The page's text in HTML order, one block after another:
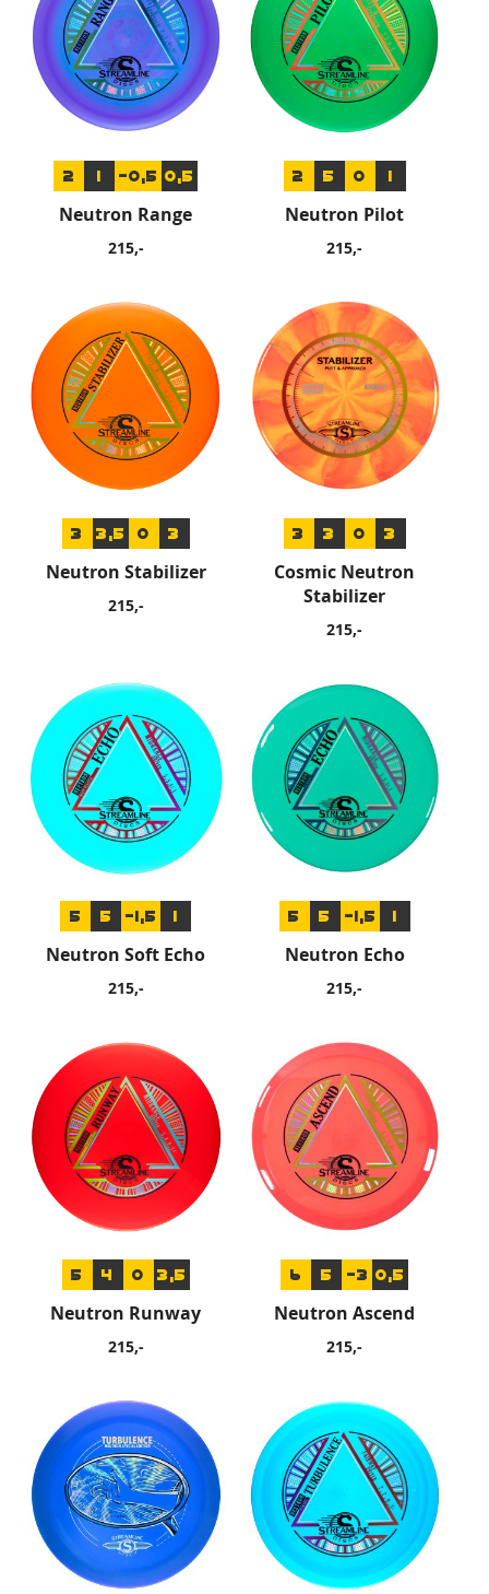
2 1 -0,5 0,5
Neutron Range
215,-
2 5 0 1
Neutron Pilot
215,-
3 3,5 0 3
Neutron Stabilizer
215,-
3 3 0 3
Cosmic Neutron
Stabilizer
215,-
5 5 -1,5 1
Neutron Soft Echo
215,-
5 5 -1,5 1
Neutron Echo
215,-
5 4 0 3,5
Neutron Runway
215,-
6 5 -3 0,5
Neutron Ascend
215,-